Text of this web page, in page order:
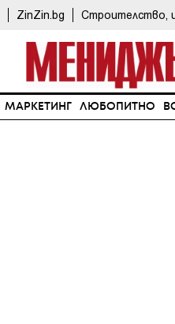
ZinZin.bg Строителство,
МАРКЕТИНГ ЛЮБОПИТНО